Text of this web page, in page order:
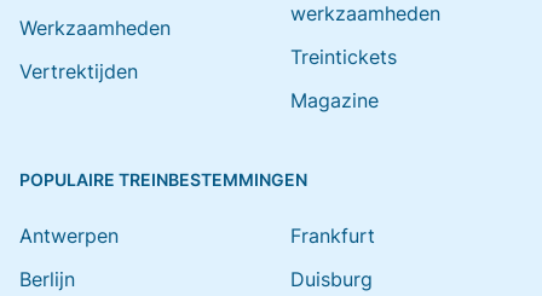
Werkzaamheden
Vertrektijden
werkzaamheden
Treintickets
Magazine
POPULAIRE TREINBESTEMMINGEN
Antwerpen
Berlijn
Frankfurt
Duisburg